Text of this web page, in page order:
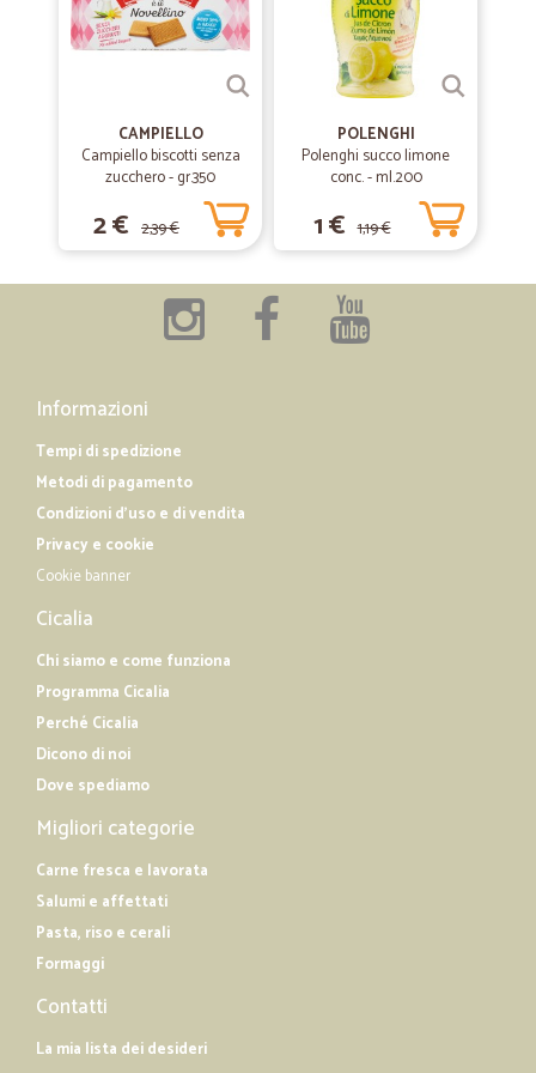
—Ennio G.
—Carlo S.
Molto professionali,e pronti ad ogni…
Molto professionali,e pronti ad ogni richiesta. Veramente OK
CAMPIELLO
Campiello biscotti senza
zucchero - gr.350
2 € 2,39 €
POLENGHI
Polenghi succo limone
conc. - ml.200
1 € 1,19 €
Informazioni
Tempi di spedizione
Metodi di pagamento
Condizioni d'uso e di vendita
Privacy e cookie
Cookie banner
Cicalia
Chi siamo e come funziona
Programma Cicalia
Perché Cicalia
Dicono di noi
Dove spediamo
Migliori categorie
Carne fresca e lavorata
Salumi e affettati
Pasta, riso e cerali
Formaggi
Contatti
La mia lista dei desideri